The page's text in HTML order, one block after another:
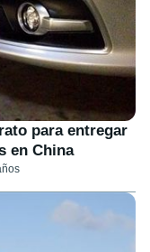
para entregar
en China